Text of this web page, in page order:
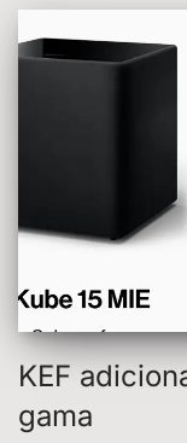
KEF
gama